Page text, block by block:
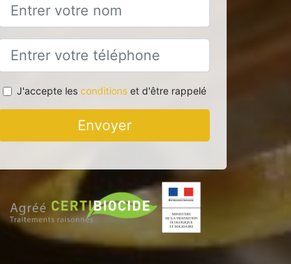
J'accepte les conditionset d'être rappelé
Envoyer